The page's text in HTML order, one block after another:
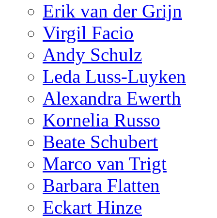
Erik van der Grijn
Virgil Facio
Andy Schulz
Leda Luss-Luyken
Alexandra Ewerth
Kornelia Russo
Beate Schubert
Marco van Trigt
Barbara Flatten
Eckart Hinze